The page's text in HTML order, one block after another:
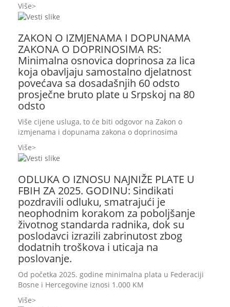
Više
ZAKON O IZMJENAMA I DOPUNAMA
ZAKONA O DOPRINOSIMA RS:
Minimalna osnovica doprinosa za lica
koja obavljaju samostalno djelatnost
povećava sa dosadašnjih 60 odsto
prosječne bruto plate u Srpskoj na 80
odsto
Više cijene usluga, to će biti odgovor na Zakon o
izmjenama i dopunama zakona o doprinosima
Više
ODLUKA O IZNOSU NAJNIŽE PLATE U
FBIH ZA 2025. GODINU: Sindikati
pozdravili odluku, smatrajući je
neophodnim korakom za poboljšanje
životnog standarda radnika, dok su
poslodavci izrazili zabrinutost zbog
dodatnih troškova i uticaja na
poslovanje.
Od početka 2025. godine minimalna plata u Federaciji
Bosne i Hercegovine iznosi 1.000 KM
Više